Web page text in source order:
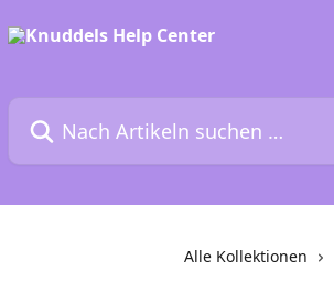
Alle Kollektionen